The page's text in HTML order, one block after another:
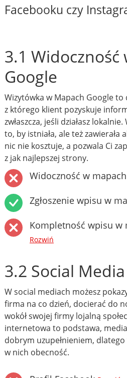
Facebooku czy
3.1 Widoczność
Google
Wizytówka w Mapach Google to
z którego klient pozyskuje
zwłaszcza, jeśli działasz
to, by istniała, ale też zawierała
nic nie kosztuje, a pozwala Ci
z jak najlepszej strony.
Widoczność w
Zgłoszenie wpisu w
Kompletność wpisu w
Rozwiń
3.2 Social Media
W social mediach możesz
firma na co dzień, docierać do
wokół swojej firmy lojalną
internetowa to podstawa,
dobrym uzupełnieniem,
w nich obecność.